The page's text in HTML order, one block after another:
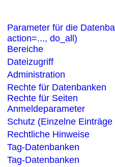
Parameter für die
action=..., do_all)
Bereiche
Dateizugriff
Administration
Rechte für Datenbanken
Rechte für Seiten
Anmeldeparameter
Schutz (Einzelne
Rechtliche Hinweise
Tag-Datenbanken
Tag-Datenbanken